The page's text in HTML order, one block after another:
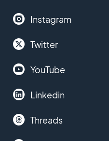
Instagram
Twitter
YouTube
Linkedin
Threads